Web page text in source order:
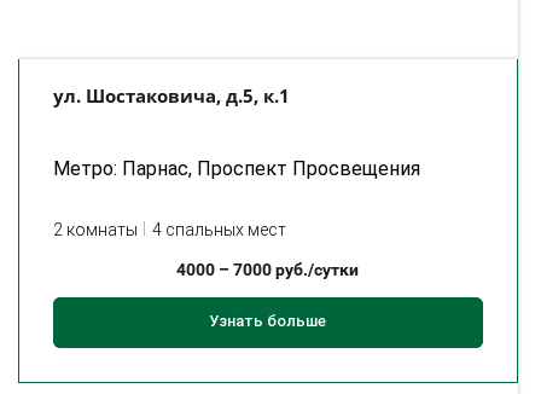
ул. Шостаковича, д.5, к.1
Метро: Парнас, Проспект Просвещения
2 комнаты 4 спальных мест
4000 –7000руб./сутки
Узнать больше